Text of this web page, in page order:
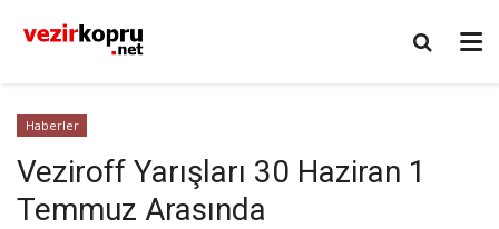
Haberler
Veziroff Yarışları 30 Haziran 1
Temmuz Arasında